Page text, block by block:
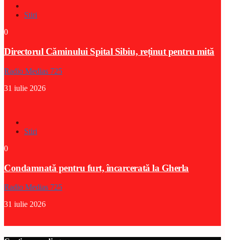
Stiri
0
Directorul Căminului Spital Sibiu, reținut pentru mită
Radio Medias 725
31 iulie 2026
Stiri
0
Condamnată pentru furt, încarcerată la Gherla
Radio Medias 725
31 iulie 2026